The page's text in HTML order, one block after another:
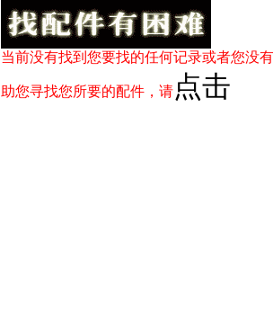
当前没有找到您要找的任何记录或者您没
助您寻找您所要的配件，请 点击